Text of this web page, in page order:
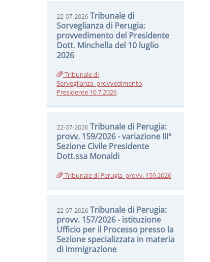
22-07-2026 Tribunale di
Sorveglianza di Perugia:
provvedimento del Presidente
Dott. Minchella del 10 luglio
2026
Tribunale di
Sorveglianza_provvedimento
Presidente 10.7.2026
22-07-2026 Tribunale di Perugia:
provv. 159/2026 - variazione III°
Sezione Civile Presidente
Dott.ssa Monaldi
Tribunale di Perugia_provv. 159.2026
22-07-2026 Tribunale di Perugia:
provv. 157/2026 - istituzione
Ufficio per il Processo presso la
Sezione specializzata in materia
di immigrazione